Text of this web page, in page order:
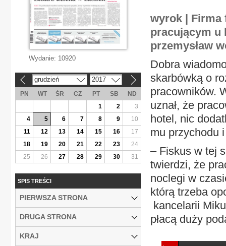
wyrok | Firma
pracującym u
przemysław
Dobra
skarbówką o
pracowników.
uznał, że
hotel, nic
mu przychodu
– Fiskus w tej
twierdzi, że
noclegi w
którą trzeba
kancelarii
płacą duży
Wydanie: 10920
grudzień 2017
PN WT ŚR CZ PT SB
ND
1
2
3
4
5 6 7 8 9
10
11
12 13 14 15 16
17
18
19 20 21 22 23
24
25
26 27 28 29 30 31
SPIS TREŚCI
PIERWSZA STRONA
DRUGA STRONA
KRAJ